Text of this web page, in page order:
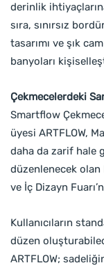
derinlik
sıra, sınırsız
tasarımı ve şık
banyoları
Çekmecelerdeki
Smartflow
üyesi ARTFLOW,
daha da zarif hale
düzenlenecek
ve İç Dizayn
Kullanıcıların
düzen
ARTFLOW;